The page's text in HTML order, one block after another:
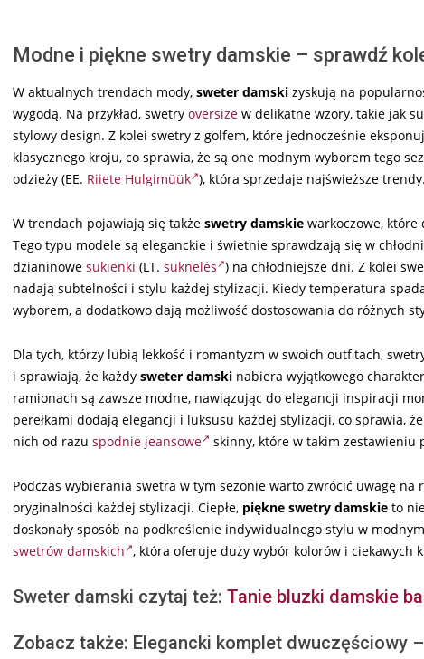
Modne i piękne swetry damskie – sprawdź
W aktualnych trendach mody, sweter damski zyskują na
wygodą. Na przykład, swetry oversize w delikatne wzory, takie jak
stylowy design. Z kolei swetry z golfem, które jednocześnie
klasycznego kroju, co sprawia, że są one modnym wyborem tego
odzieży (EE. Riiete Hulgimüük ), która sprzedaje najświeższe trendy.
W trendach pojawiają się także swetry damskie warkoczowe,
Tego typu modele są eleganckie i świetnie sprawdzają się w
dzianinowe sukienki (LT. suknelės ) na chłodniejsze dni. Z kolei
nadają subtelności i stylu każdej stylizacji. Kiedy temperatura
wyborem, a dodatkowo dają możliwość dostosowania do różnych
Dla tych, którzy lubią lekkość i romantyzm w swoich outfitach,
i sprawiają, że każdy sweter damski nabiera wyjątkowego
ramionach są zawsze modne, nawiązując do elegancji inspiracji
perełkami dodają elegancji i luksusu każdej stylizacji, co sprawia,
nich od razu spodnie jeansowe skinny, które w takim zestawieniu
Podczas wybierania swetra w tym sezonie warto zwrócić uwagę
oryginalności każdej stylizacji. Ciepłe, piękne swetry damskie to
doskonały sposób na podkreślenie indywidualnego stylu w
swetrów damskich , która oferuje duży wybór kolorów i ciekawych
Sweter damski czytaj też: Tanie bluzki damskie
Zobacz także: Elegancki komplet dwuczęściowy